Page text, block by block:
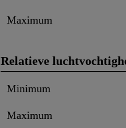
Maximum
Relatieve
Minimum
Maximum